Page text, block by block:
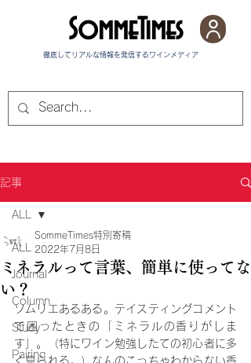
徹底してリアルな情報を発信する​ワインメディア
SommeTimes
記事
ALL
Journal
Column
Study
Pairing
ALL
ミネラルって言葉、簡単に使ってな
い？
SommeTimes特別寄稿
2022年7月8日
ソムリエあるある。テイスティングコメント
で困ったときの「ミネラルの香りがしま
す」。（特にワイン勉強したての初心者に多
く見られる。）なんのこっちゃわからない香